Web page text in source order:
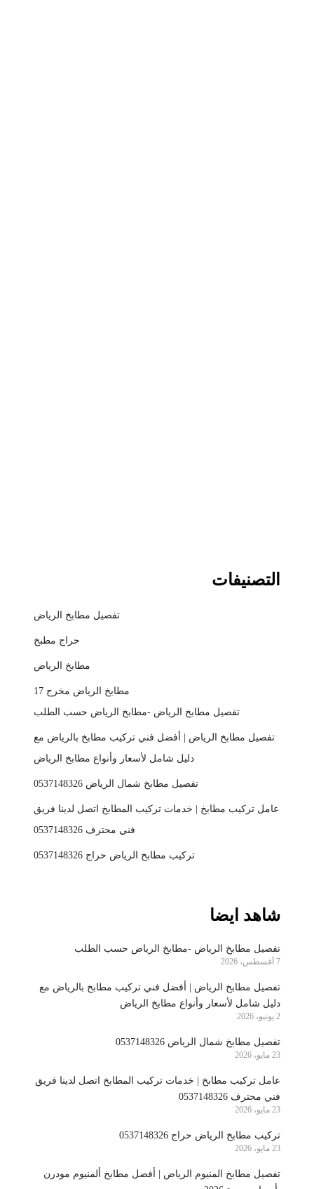
التصنيفات
تفصيل مطابخ الرياض
حراج مطبخ
مطابخ الرياض
مطابخ الرياض مخرج 17
تفصيل مطابخ الرياض -مطابخ الرياض حسب الطلب
تفصيل مطابخ الرياض | أفضل فني تركيب مطابخ بالرياض مع
دليل شامل لأسعار وأنواع مطابخ الرياض
تفصيل مطابخ شمال الرياض 0537148326
عامل تركيب مطابخ | خدمات تركيب المطابخ اتصل لدينا فريق
فني محترف 0537148326
تركيب مطابخ الرياض حراج 0537148326
شاهد ايضا
تفصيل مطابخ الرياض -مطابخ الرياض حسب الطلب
7 أغسطس، 2026
تفصيل مطابخ الرياض | أفضل فني تركيب مطابخ بالرياض مع
دليل شامل لأسعار وأنواع مطابخ الرياض
2 يونيو، 2026
تفصيل مطابخ شمال الرياض 0537148326
23 مايو، 2026
عامل تركيب مطابخ | خدمات تركيب المطابخ اتصل لدينا فريق
فني محترف 0537148326
23 مايو، 2026
تركيب مطابخ الرياض حراج 0537148326
23 مايو، 2026
تفصيل مطابخ المنيوم الرياض | أفضل مطابخ ألمنيوم مودرن